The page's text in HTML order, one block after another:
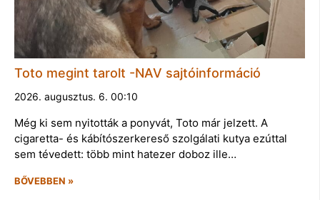
Toto megint tarolt -NAV sajtóinformáció
2026. augusztus. 6. 00:10
Még ki sem nyitották a ponyvát, Toto már jelzett. A
cigaretta- és kábítószerkereső szolgálati kutya ezúttal
sem tévedett: több mint hatezer doboz ille…
BŐVEBBEN »